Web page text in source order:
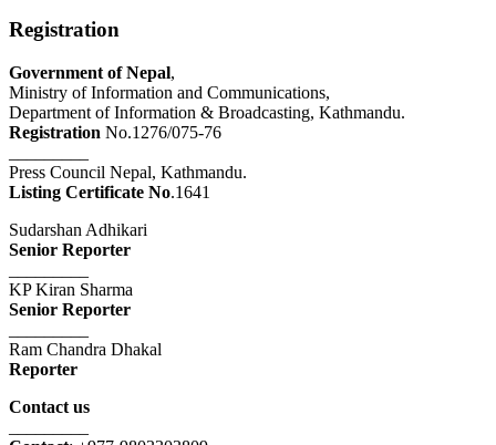
Registration
Government of Nepal,
Ministry of Information and Communications,
Department of Information & Broadcasting, Kathmandu.
Registration No.1276/075-76
Press Council Nepal, Kathmandu.
Listing Certificate No.1641
Sudarshan Adhikari
Senior Reporter
KP Kiran Sharma
Senior Reporter
Ram Chandra Dhakal
Reporter
Contact us